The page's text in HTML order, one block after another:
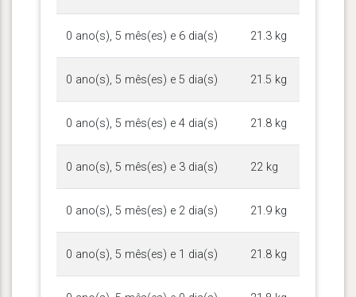
0 ano(s), 5 mês(es) e 6 dia(s) 21.3 kg
0 ano(s), 5 mês(es) e 5 dia(s) 21.5 kg
0 ano(s), 5 mês(es) e 4 dia(s) 21.8 kg
0 ano(s), 5 mês(es) e 3 dia(s) 22 kg
0 ano(s), 5 mês(es) e 2 dia(s) 21.9 kg
0 ano(s), 5 mês(es) e 1 dia(s) 21.8 kg